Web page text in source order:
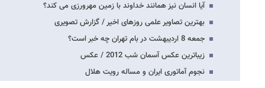
آیا انسان نیز همانند خداوند با زمین مهرورزی می کند؟
بهترین تصاویر علمی روزهای اخیر / گزارش تصویری
جمعه 8 اردیبهشت در بام تهران چه خبر است؟
زیباترین عکس آسمان شب 2012 / عکس
نجوم آماتوری ایران و مساله رویت هلال